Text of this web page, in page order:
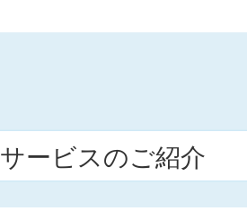
サービスのご紹介